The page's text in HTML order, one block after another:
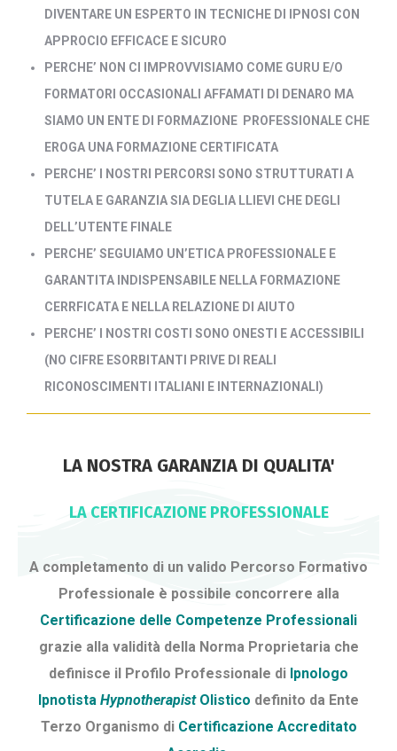
DIVENTARE UN ESPERTO IN TECNICHE DI IPNOSI CON
APPROCIO EFFICACE E SICURO
PERCHE’ NON CI IMPROVVISIAMO COME GURU E/O
FORMATORI OCCASIONALI AFFAMATI DI DENARO MA
SIAMO UN ENTE DI FORMAZIONE PROFESSIONALE CHE
EROGA UNA FORMAZIONE CERTIFICATA
PERCHE’ I NOSTRI PERCORSI SONO STRUTTURATI A
TUTELA E GARANZIA SIA DEGLIA LLIEVI CHE DEGLI
DELL’UTENTE FINALE
PERCHE’ SEGUIAMO UN’ETICA PROFESSIONALE E
GARANTITA INDISPENSABILE NELLA FORMAZIONE
CERRFICATA E NELLA RELAZIONE DI AIUTO
PERCHE’ I NOSTRI COSTI SONO ONESTI E ACCESSIBILI
(NO CIFRE ESORBITANTI PRIVE DI REALI
RICONOSCIMENTI ITALIANI E INTERNAZIONALI)
LA NOSTRA GARANZIA DI QUALITA'
LA CERTIFICAZIONE PROFESSIONALE
A completamento di un valido Percorso Formativo
Professionale è possibile concorrere alla
Certificazione delle Competenze Professionali
grazie alla validità della Norma Proprietaria che
definisce il Profilo Professionale di Ipnologo
Ipnotista HypnotherapistOlistico definito da Ente
Terzo Organismo diCertificazione Accreditato